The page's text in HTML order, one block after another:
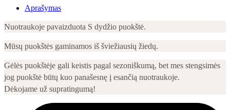
Aprašymas
Nuotraukoje pavaizduota S dydžio puokštė.
Mūsų puokštės gaminamos iš šviežiausių žiedų.
Gėlės puokštėje gali keistis pagal sezoniškumą, bet mes stengsimės
jog puokštė būtų kuo panašesnę į esančią nuotraukoje.
Dėkojame už supratingumą!